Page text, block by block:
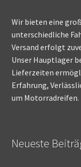
Wir bieten eine
unterschiedliche
Versand erfolgt
Unser Hauptlager
Lieferzeiten
Erfahrung,
um Motorradreifen.
Neueste